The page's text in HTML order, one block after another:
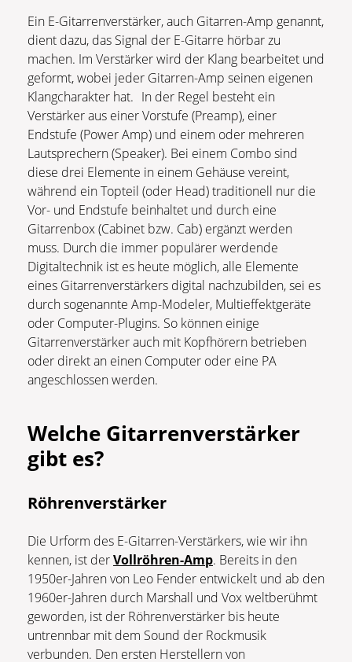
Ein E-Gitarrenverstärker, auch Gitarren-Amp genannt,
dient dazu, das Signal der E-Gitarre hörbar zu
machen. Im Verstärker wird der Klang bearbeitet und
geformt, wobei jeder Gitarren-Amp seinen eigenen
Klangcharakter hat. In der Regel besteht ein
Verstärker aus einer Vorstufe (Preamp), einer
Endstufe (Power Amp) und einem oder mehreren
Lautsprechern (Speaker). Bei einem Combo sind
diese drei Elemente in einem Gehäuse vereint,
während ein Topteil (oder Head) traditionell nur die
Vor- und Endstufe beinhaltet und durch eine
Gitarrenbox (Cabinet bzw. Cab) ergänzt werden
muss. Durch die immer populärer werdende
Digitaltechnik ist es heute möglich, alle Elemente
eines Gitarrenverstärkers digital nachzubilden, sei es
durch sogenannte Amp-Modeler, Multieffektgeräte
oder Computer-Plugins. So können einige
Gitarrenverstärker auch mit Kopfhörern betrieben
oder direkt an einen Computer oder eine PA
angeschlossen werden.
Welche Gitarrenverstärker
gibt es?
Röhrenverstärker
Die Urform des E-Gitarren-Verstärkers, wie wir ihn
kennen, ist derVollröhren-Amp. Bereits in den
1950er-Jahren von Leo Fender entwickelt und ab den
1960er-Jahren durch Marshall und Vox weltberühmt
geworden, ist der Röhrenverstärker bis heute
untrennbar mit dem Sound der Rockmusik
verbunden. Den ersten Herstellern von